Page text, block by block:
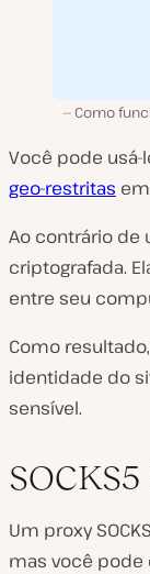
Como
Você pode
geo-restritas
Ao contrário de
criptografada.
entre seu
Como
identidade do
sensível.
Um proxy
mas você pode